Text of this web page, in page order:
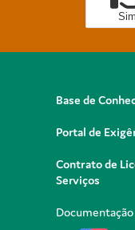
Sim
Base de
Portal de
Contrato de
Serviços